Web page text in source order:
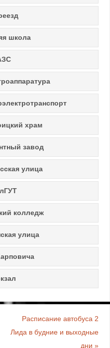
школа
храм
завод
улица
колледж
улица
Расписание автобуса 2
Лида в будние и выходные
дни»